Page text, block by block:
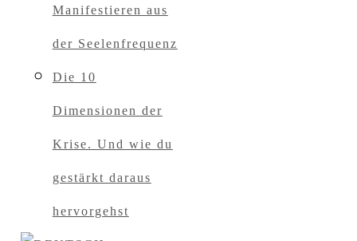
Manifestieren aus
der Seelenfrequenz
Die 10
Dimensionen der
Krise. Und wie du
gestärkt daraus
hervorgehst